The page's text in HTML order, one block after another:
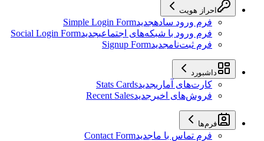
احراز هویت
فرم ورود سادهجدیدSimple Login Form
فرم ورود با شبکه‌های اجتماعیجدیدSocial Login Form
فرم ثبت‌نامجدیدSignup Form
داشبورد
کارت‌های آماریجدیدStats Cards
فروش‌های اخیر جدیدRecent Sales
فرم‌ها
فرم تماس با ماجدیدContact Form